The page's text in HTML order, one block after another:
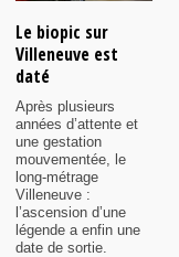
Le biopic sur
Villeneuve est
daté
Après plusieurs
années d’attente et
une gestation
mouvementée, le
long-métrage
Villeneuve :
l’ascension d’une
légende a enfin une
date de sortie.